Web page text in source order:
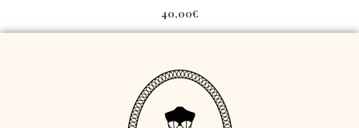
40,00€